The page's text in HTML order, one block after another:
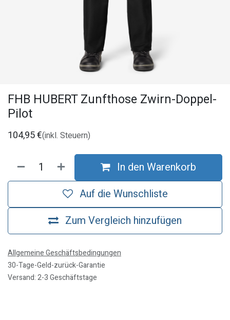
FHB HUBERT Zunfthose Zwirn-Doppel-
Pilot
104,95€(inkl. Steuern)
In den Warenkorb
Zum Vergleich hinzufügen
Auf die Wunschliste
Allgemeine Geschäftsbedingungen
30-Tage-Geld-zurück-Garantie
Versand: 2-3 Geschäftstage